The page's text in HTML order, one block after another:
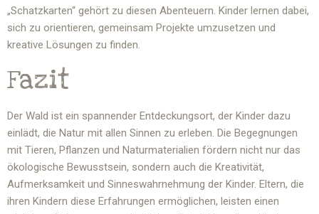
„Schatzkarten“ gehört zu diesen Abenteuern. Kinder lernen dabei,
sich zu orientieren, gemeinsam Projekte umzusetzen und
kreative Lösungen zu finden.
Fazit
Der Wald ist ein spannender Entdeckungsort, der Kinder dazu
einlädt, die Natur mit allen Sinnen zu erleben. Die Begegnungen
mit Tieren, Pflanzen und Naturmaterialien fördern nicht nur das
ökologische Bewusstsein, sondern auch die Kreativität,
Aufmerksamkeit und Sinneswahrnehmung der Kinder. Eltern, die
ihren Kindern diese Erfahrungen ermöglichen, leisten einen